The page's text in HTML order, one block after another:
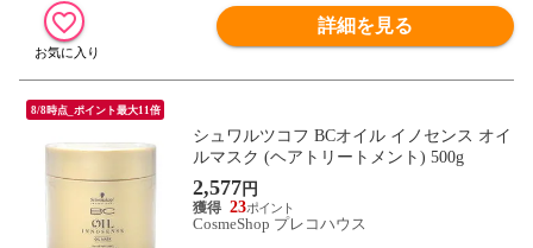
詳細を見る
8/8時点_ポイント最大11倍
シュワルツコフ BCオイル イノセンス オイ
ルマスク (ヘアトリートメント) 500g
2,577 円
23
CosmeShop プレコハウス